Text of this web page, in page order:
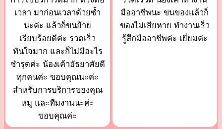
เวลา มาก่อนเวลาด้วยซ้ำ
นะค่ะ แล้วก็ขนย้าย
เรียบร้อยดีค่ะ รวดเร็ว
ทันใจมาก และก็ไม่มีอะไร
ชำรุดค่ะ น้องเค้าอัธยาศัยดี
ทุกคนค่ะ ขอบคุณนะค่ะ
สำหรับการบริการของคุณ
หมู และทีมงานนะค่ะ
ขอบคุณค่ะ
มืออาชีพนะ ขนของแล้วก็
ของไม่เสียหาย ทำงานเร็ว
รู้สึกมืออาชีพค่ะ เยี่ยมค่ะ